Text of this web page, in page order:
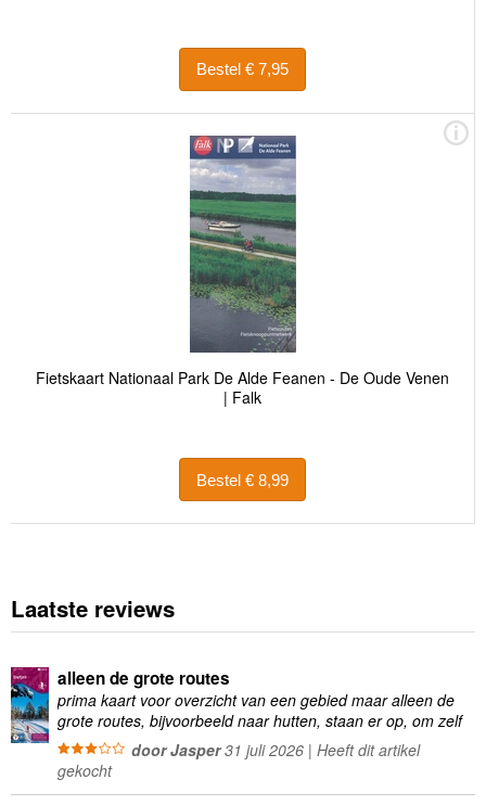
Bestel € 7,95
Fietskaart Nationaal Park De Alde Feanen - De Oude Venen
| Falk
Bestel € 8,99
Laatste reviews
alleen de grote routes
prima kaart voor overzicht van een gebied maar alleen de
grote routes, bijvoorbeeld naar hutten, staan er op, om zelf
wandelingen te plannen minder geschikt
door Jasper31 juli 2026 | Heeft dit artikel
gekocht